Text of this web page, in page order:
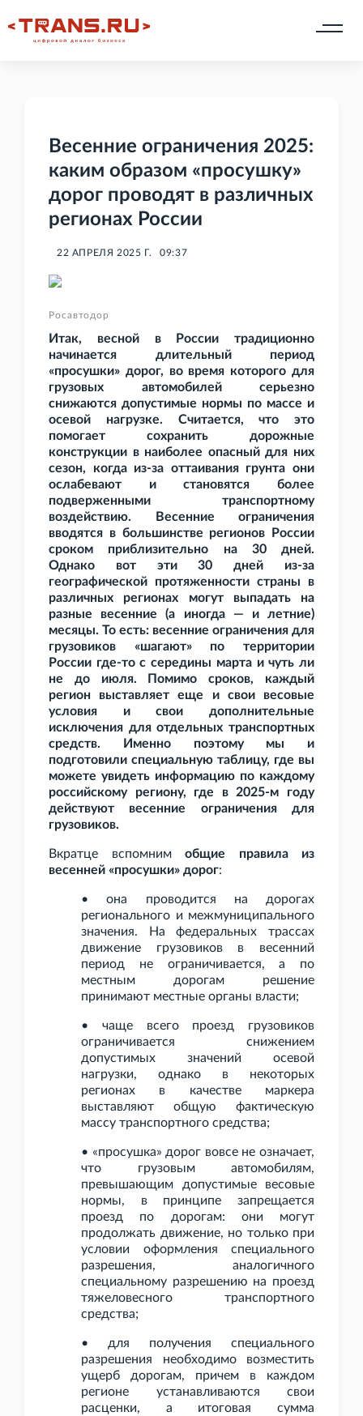
Весенние ограничения 2025:
каким образом «просушку»
дорог проводят в различных
регионах России
22 АПРЕЛЯ 2025 Г. 09:37
Росавтодор
Итак, весной в России традиционно
начинается длительный период
«просушки» дорог, во время которого для
грузовых автомобилей серьезно
снижаются допустимые нормы по массе и
осевой нагрузке. Считается, что это
помогает сохранить дорожные
конструкции в наиболее опасный для них
сезон, когда из-за оттаивания грунта они
ослабевают и становятся более
подверженными транспортному
воздействию. Весенние ограничения
вводятся в большинстве регионов России
сроком приблизительно на 30 дней.
Однако вот эти 30 дней из-за
географической протяженности страны в
различных регионах могут выпадать на
разные весенние (а иногда — и летние)
месяцы. То есть: весенние ограничения для
грузовиков «шагают» по территории
России где-то с середины марта и чуть ли
не до июля. Помимо сроков, каждый
регион выставляет еще и свои весовые
условия и свои дополнительные
исключения для отдельных транспортных
средств. Именно поэтому мы и
подготовили специальную таблицу, где вы
можете увидеть информацию по каждому
российскому региону, где в 2025-м году
действуют весенние ограничения для
грузовиков.
Вкратце вспомним общие правила из
весенней «просушки» дорог:
• она проводится на дорогах
регионального и межмуниципального
значения. На федеральных трассах
движение грузовиков в весенний
период не ограничивается, а по
местным дорогам решение
принимают местные органы власти;
• чаще всего проезд грузовиков
ограничивается снижением
допустимых значений осевой
нагрузки, однако в некоторых
регионах в качестве маркера
выставляют общую фактическую
массу транспортного средства;
• «просушка» дорог вовсе не означает,
что грузовым автомобилям,
превышающим допустимые весовые
нормы, в принципе запрещается
проезд по дорогам: они могут
продолжать движение, но только при
условии оформления специального
разрешения, аналогичного
специальному разрешению на проезд
тяжеловесного транспортного
средства;
• для получения специального
разрешения необходимо возместить
ущерб дорогам, причем в каждом
регионе устанавливаются свои
расценки, а итоговая сумма